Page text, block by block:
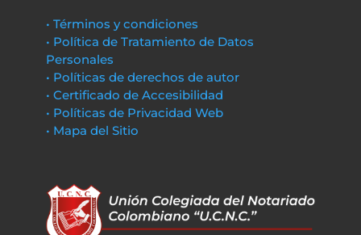
• Términos y condiciones
• Política de Tratamiento de Datos
Personales
• Políticas de derechos de autor
• Certificado de Accesibilidad
• Políticas de Privacidad Web
• Mapa del Sitio